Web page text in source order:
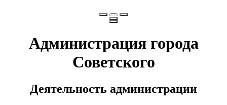
Администрация города
Советского
Деятельность администрации